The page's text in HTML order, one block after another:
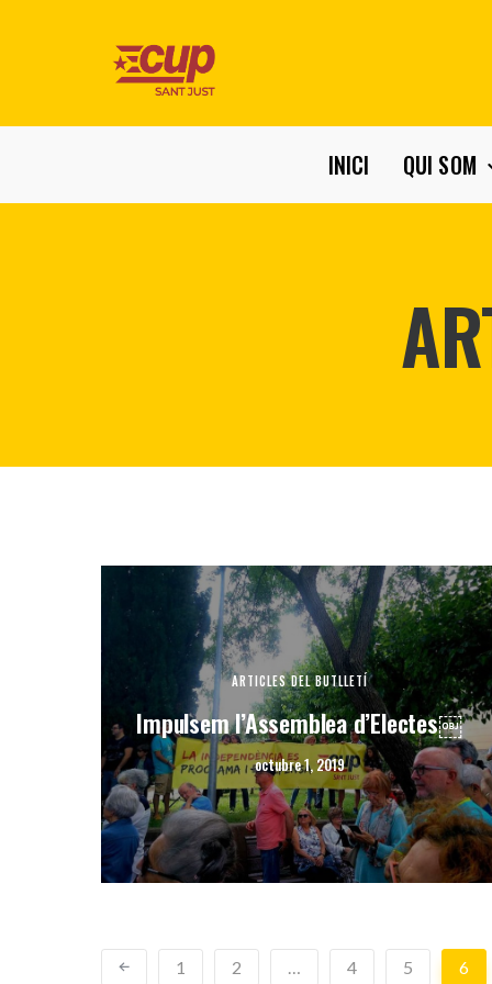
INICI QUI SOM
ARTICLES DEL BUTLLETÍ
Impulsem l’Assemblea d’Electes￼
octubre 1, 2019
1 2 4 5 6